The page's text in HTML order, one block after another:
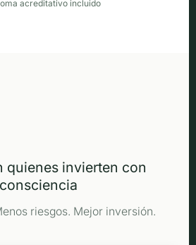
acreditativo incluido
quienes invierten con
consciencia
riesgos. Mejor inversión.